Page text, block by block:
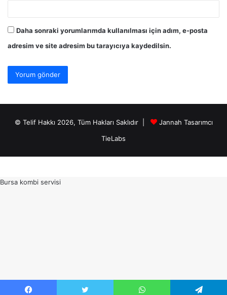
Daha sonraki yorumlarımda kullanılması için adım, e-posta
adresim ve site adresim bu tarayıcıya kaydedilsin.
© Telif Hakkı 2026, Tüm Hakları Saklıdır |
Jannah Tasarımcı
TieLabs
Bursa kombi servisi